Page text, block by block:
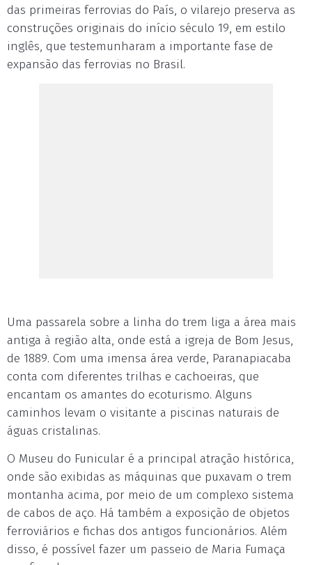
das primeiras ferrovias do País, o vilarejo preserva as
construções originais do início século 19, em estilo
inglês, que testemunharam a importante fase de
expansão das ferrovias no Brasil.
Uma passarela sobre a linha do trem liga a área mais
antiga à região alta, onde está a igreja de Bom Jesus,
de 1889. Com uma imensa área verde, Paranapiacaba
conta com diferentes trilhas e cachoeiras, que
encantam os amantes do ecoturismo. Alguns
caminhos levam o visitante a piscinas naturais de
águas cristalinas.
O Museu do Funicular é a principal atração histórica,
onde são exibidas as máquinas que puxavam o trem
montanha acima, por meio de um complexo sistema
de cabos de aço. Há também a exposição de objetos
ferroviários e fichas dos antigos funcionários. Além
disso, é possível fazer um passeio de Maria Fumaça